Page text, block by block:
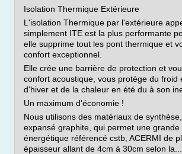
Isolation Thermique Extérieure
L'isolation Thermique par l'extérieure
simplement ITE est la plus performante
elle supprime tout les pont thermique et
confort exceptionnel.
Elle crée une barrière de protection et
confort acoustique, vous protège du froid
d'hiver et de la chaleur en été du à son
Un maximum d'économie !
Nous utilisons des matériaux de
expansé graphite, qui permet une
énergétique référencé cstb, ACERMI de
épaisseur allant de 4cm à 30cm selon la...